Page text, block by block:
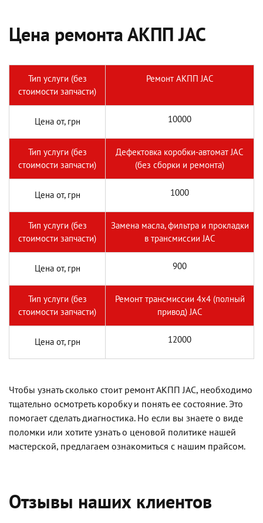
Цена ремонта АКПП JAC
Тип услуги (без
стоимости запчасти)
Ремонт АКПП JAC
Цена от, грн 10000
Тип услуги (без
стоимости запчасти)
Дефектовка коробки-автомат JAC
(без сборки и ремонта)
Цена от, грн 1000
Тип услуги (без
стоимости запчасти)
Замена масла, фильтра и прокладки
в трансмиссии JAC
Цена от, грн 900
Тип услуги (без
стоимости запчасти)
Ремонт трансмиссии 4х4 (полный
привод) JAC
Цена от, грн 12000
Чтобы узнать сколько стоит ремонт АКПП JAC, необходимо
тщательно осмотреть коробку и понять ее состояние. Это
помогает сделать диагностика. Но если вы знаете о виде
поломки или хотите узнать о ценовой политике нашей
мастерской, предлагаем ознакомиться с нашим прайсом.
Отзывы наших клиентов